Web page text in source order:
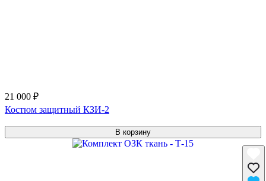
21 000 ₽
Костюм защитный КЗИ-2
В корзину